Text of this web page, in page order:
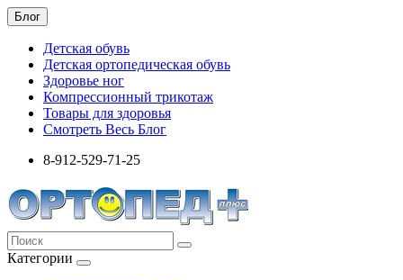
Блог
Детская обувь
Детская ортопедическая обувь
Здоровье ног
Компрессионный трикотаж
Товары для здоровья
Смотреть Весь Блог
8-912-529-71-25
Категории